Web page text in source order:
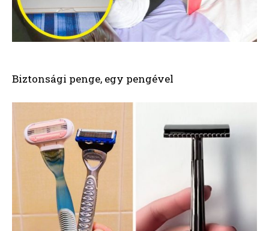
Biztonsági penge, egy pengével